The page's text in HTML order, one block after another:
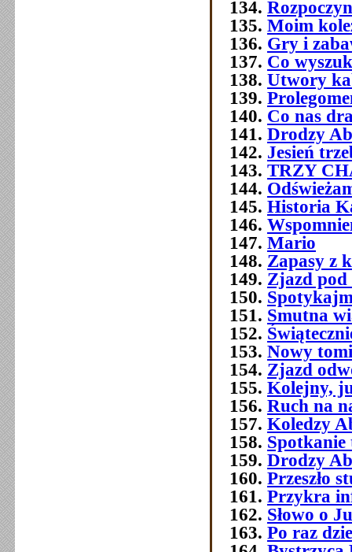
Moim
Gry i
Co
Utwory
Co nas
Drodzy
Jesień
TRZY
Historia
Mario
Zapasy z
Zjazd
Smutna
Nowy
Zjazd
Kolejny,
Ruch na
Koledzy
Spotkanie
Drodzy
Przeszło
Przykra
Słowo o
Po raz